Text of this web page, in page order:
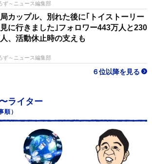
の障泥（あおり）を着けたり出来得
ける努力をしました。銃はもちろんモ
動画も含めて「わかる人が見るとなか
っていると思います。
人の趣味である歴史上の逸話や技術の
てもらえるとうれしいです。
ず～ニュース編集部
カップル、別れた後に｢トイストーリー
見に行きました｣フォロワー443万人と230
、活動休止時の支えも
ず～ニュース編集部
６位以降を見る
ライター
順）